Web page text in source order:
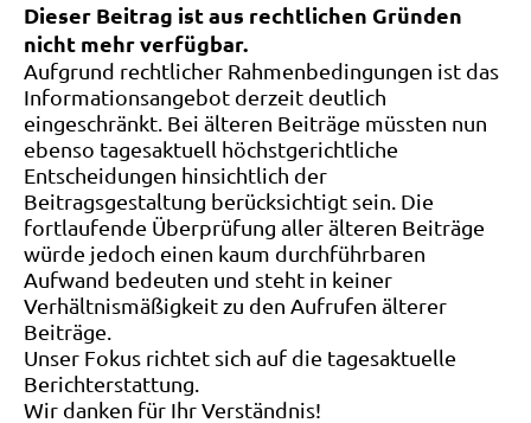
Dieser Beitrag ist aus rechtlichen Gründen
nicht mehr verfügbar.
Aufgrund rechtlicher Rahmenbedingungen ist das
Informationsangebot derzeit deutlich
eingeschränkt. Bei älteren Beiträge müssten nun
ebenso tagesaktuell höchstgerichtliche
Entscheidungen hinsichtlich der
Beitragsgestaltung berücksichtigt sein. Die
fortlaufende Überprüfung aller älteren Beiträge
würde jedoch einen kaum durchführbaren
Aufwand bedeuten und steht in keiner
Verhältnismäßigkeit zu den Aufrufen älterer
Beiträge.
Unser Fokus richtet sich auf die tagesaktuelle
Berichterstattung.
Wir danken für Ihr Verständnis!